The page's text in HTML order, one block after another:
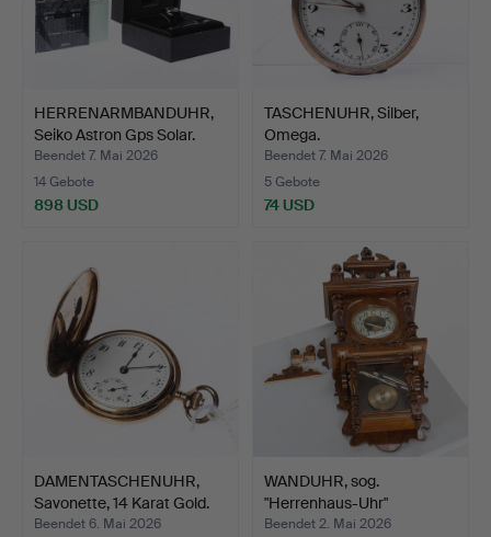
HERRENARMBANDUHR,
Seiko Astron Gps Solar.
Beendet 7. Mai 2026
14 Gebote
898 USD
TASCHENUHR, Silber,
Omega.
Beendet 7. Mai 2026
5 Gebote
74 USD
DAMENTASCHENUHR,
Savonette, 14 Karat Gold.
Beendet 6. Mai 2026
WANDUHR, sog.
"Herrenhaus-Uhr"
Neorenaissa…
Beendet 2. Mai 2026